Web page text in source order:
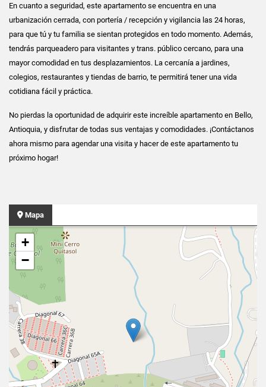
En cuanto a seguridad, este apartamento se encuentra en una
urbanización cerrada, con portería / recepción y vigilancia las 24 horas,
para que tú y tu familia se sientan protegidos en todo momento. Además,
tendrás parqueadero para visitantes y trans. público cercano, para una
mayor comodidad en tus desplazamientos. La cercanía a jardines,
colegios, restaurantes y tiendas de barrio, te permitirá tener una vida
cotidiana fácil y práctica.
No pierdas la oportunidad de adquirir este increíble apartamento en Bello,
Antioquia, y disfrutar de todas sus ventajas y comodidades. ¡Contáctanos
ahora mismo para agendar una visita y hacer de este apartamento tu
próximo hogar!
Mapa
+
−